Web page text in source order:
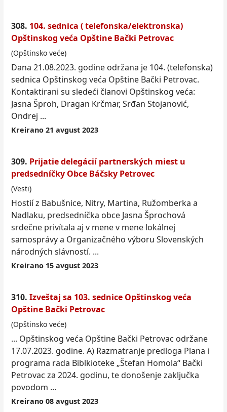
308. 104. sednica ( telefonska/elektronska)
Opštinskog veća Opštine Bački Petrovac
(Opštinsko veće)
Dana 21.08.2023. godine održana je 104. (telefonska)
sednica Opštinskog veća Opštine Bački Petrovac.
Kontaktirani su sledeći članovi Opštinskog veća:
Jasna Šproh, Dragan Krčmar, Srđan Stojanović,
Ondrej ...
Kreirano 21 avgust 2023
309. Prijatie delegácií partnerských miest u
predsedníčky Obce Báčsky Petrovec
(Vesti)
Hostií z Babušnice, Nitry, Martina, Ružomberka a
Nadlaku, predsedníčka obce Jasna Šprochová
srdečne privítala aj v mene v mene lokálnej
samosprávy a Organizačného výboru Slovenských
národných slávností. ...
Kreirano 15 avgust 2023
310. Izveštaj sa 103. sednice Opštinskog veća
Opštine Bački Petrovac
(Opštinsko veće)
... Opštinskog veća Opštine Bački Petrovac održane
17.07.2023. godine. A) Razmatranje predloga Plana i
programa rada Biblkioteke „Štefan Homola“ Bački
Petrovac za 2024. godinu, te donošenje zaklјučka
povodom ...
Kreirano 08 avgust 2023